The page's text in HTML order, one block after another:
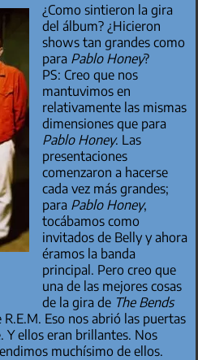
¿Como sintieron la gira
del álbum? ¿Hicieron
shows tan grandes como
para Pablo Honey?
PS: Creo que nos
mantuvimos en
relativamente las mismas
dimensiones que para
Pablo Honey. Las
presentaciones
comenzaron a hacerse
cada vez más grandes;
para Pablo Honey,
tocábamos como
invitados de Belly y ahora
éramos la banda
principal. Pero creo que
una de las mejores cosas
de la gira de The Bends
Eso nos abrió las puertas
Y ellos eran brillantes. Nos
muchísimo de ellos.